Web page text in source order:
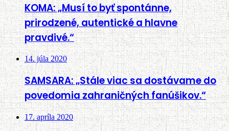
KOMA: „Musí to byť spontánne,
prirodzené, autentické a hlavne
pravdivé.“
14. júla 2020
SAMSARA: „Stále viac sa dostávame do
povedomia zahraničných fanúšikov.“
17. apríla 2020